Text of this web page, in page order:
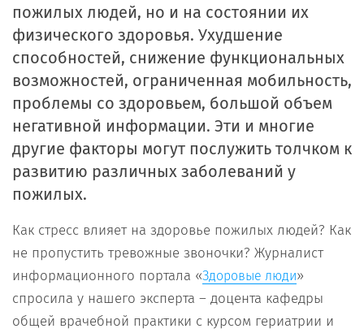
пожилых людей, но и на состоянии их
физического здоровья. Ухудшение
способностей, снижение функциональных
возможностей, ограниченная мобильность,
проблемы со здоровьем, большой объем
негативной информации. Эти и многие
другие факторы могут послужить толчком к
развитию различных заболеваний у
пожилых.
Как стресс влияет на здоровье пожилых людей? Как
не пропустить тревожные звоночки? Журналист
информационного портала «Здоровые люди»
спросила у нашего эксперта – доцента кафедры
общей врачебной практики с курсом гериатрии и